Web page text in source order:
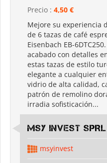
Precio : 4,50 €
Mejore su experiencia
de 6 tazas de café
Eisenbach EB-
acabado con detalles
estas tazas de estilo
elegante a cualquier
vidrio de alta calidad,
patrón de remolino
irradia sofisticación...
MSY INVEST SPRL
msyinvest